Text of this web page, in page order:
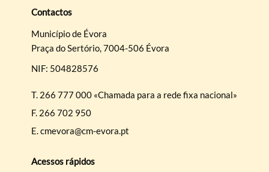
Termo de Pesquisa
Contactos
Município de Évora
Praça do Sertório, 7004-506 Évora
NIF: 504828576
T. 266 777 000 «Chamada para a rede fixa nacional»
F. 266 702 950
E.cmevora@cm-evora.pt
Acessos rápidos